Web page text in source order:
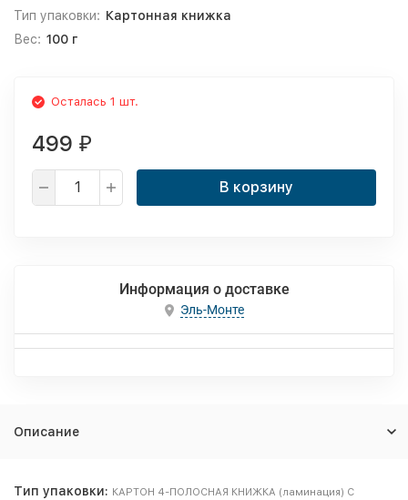
Тип упаковки: Картонная книжка
Вес: 100 г
Осталась 1 шт.
499 ₽
В корзину
Информация о доставке
Эль-Монте
Описание
Тип упаковки: КАРТОН 4-ПОЛОСНАЯ КНИЖКА (ламинация) С